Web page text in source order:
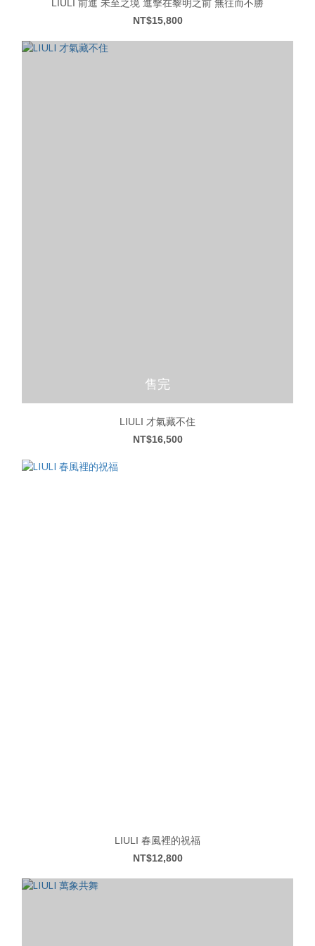
LIULI 前進 未至之境 進擊在黎明之前 無往而不勝
NT$15,800
售完
LIULI 才氣藏不住
NT$16,500
LIULI 春風裡的祝福
NT$12,800